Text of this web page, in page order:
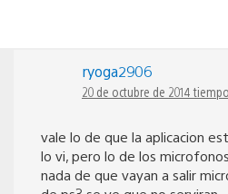
ryoga2906
20 de octubre de 2014
vale lo de que la aplicacion
lo vi, pero lo de los
nada de que vayan a salir